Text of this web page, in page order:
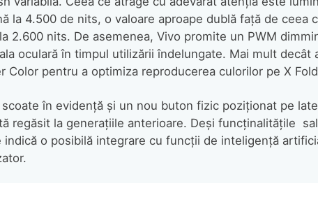
la 4.500 de nits, o valoare aproape dublă față de ceea
2.600 nits. De asemenea, Vivo promite un PWM
oculară în timpul utilizării îndelungate. Mai mult decât
Color pentru a optimiza reproducerea culorilor pe X
în evidență și un nou buton fizic poziționat pe
regăsit la generațiile anterioare. Deși funcținalitățile
o posibilă integrare cu funcții de inteligență